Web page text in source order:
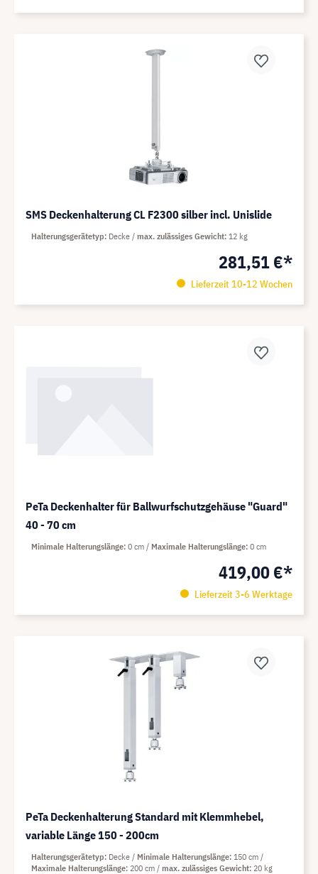
SMS Deckenhalterung CL F2300 silber incl. Unislide
281,51 €*
Lieferzeit 10-12 Wochen
Halterungsgerätetyp Decke max. zulässiges Gewicht 12 kg
PeTa Deckenhalter für Ballwurfschutzgehäuse "Guard"
40 - 70 cm
419,00 €*
Lieferzeit 3-6 Werktage
Minimale Halterungslänge 0 cm Maximale Halterungslänge 0 cm
PeTa Deckenhalterung Standard mit Klemmhebel,
variable Länge 150 - 200cm
Halterungsgerätetyp Decke Minimale Halterungslänge 150 cm
Maximale Halterungslänge 200 cm max. zulässiges Gewicht 20 kg